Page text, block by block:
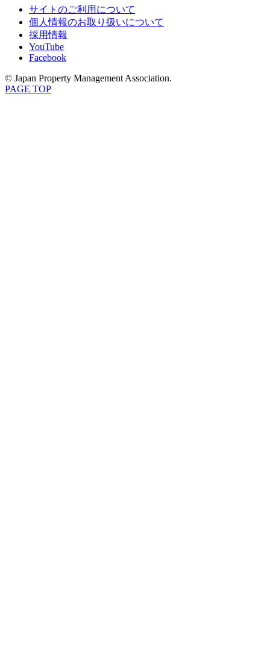
サイトのご利用について
個人情報のお取り扱いについて
採用情報
YouTube
Facebook
© Japan Property Management Association.
PAGE TOP